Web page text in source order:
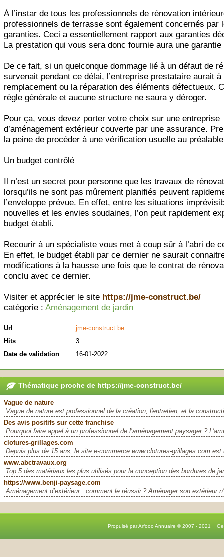
À l’instar de tous les professionnels de rénovation
professionnels de terrasse sont également concernés par
garanties. Ceci a essentiellement rapport aux garanties
La prestation qui vous sera donc fournie aura une garantie
De ce fait, si un quelconque dommage lié à un défaut de
survenait pendant ce délai, l’entreprise prestataire aurait
remplacement ou la réparation des éléments défectueux.
règle générale et aucune structure ne saura y déroger.
Pour ça, vous devez porter votre choix sur une entreprise
d’aménagement extérieur couverte par une assurance.
la peine de procéder à une vérification usuelle au
Un budget contrôlé
Il n’est un secret pour personne que les travaux de
lorsqu’ils ne sont pas mûrement planifiés peuvent
l’enveloppe prévue. En effet, entre les situations
nouvelles et les envies soudaines, l’on peut rapidement
budget établi.
Recourir à un spécialiste vous met à coup sûr à l’abri de
En effet, le budget établi par ce dernier ne saurait
modifications à la hausse une fois que le contrat de
conclu avec ce dernier.
Visiter et apprécier le site https://jme-construct.be/
catégorie : Aménagement de jardin
Url
jme-construct.be
Hits
3
Date de validation
16-01-2022
Thématique proche de https://jme-construct.be/
Vague de nature
Vague de nature est professionnel de la création, l'entretien, et la
Des avis positifs sur cette franchise
Pourquoi faire appel à un professionnel de l’aménagement paysager ?
clotures-grillages.com
Depuis plus de 15 ans, le site e-commerce www.clotures-grillages.com
www.abctravaux.org
Top 5 des matériaux les plus utilisés pour la conception des bordures de
https://www.benji-paysage.com
Aménagement d’extérieur : comment le réussir ? Aménager son extérieur
Propulsé par Arfooo Annuaire © 2007 - 2021